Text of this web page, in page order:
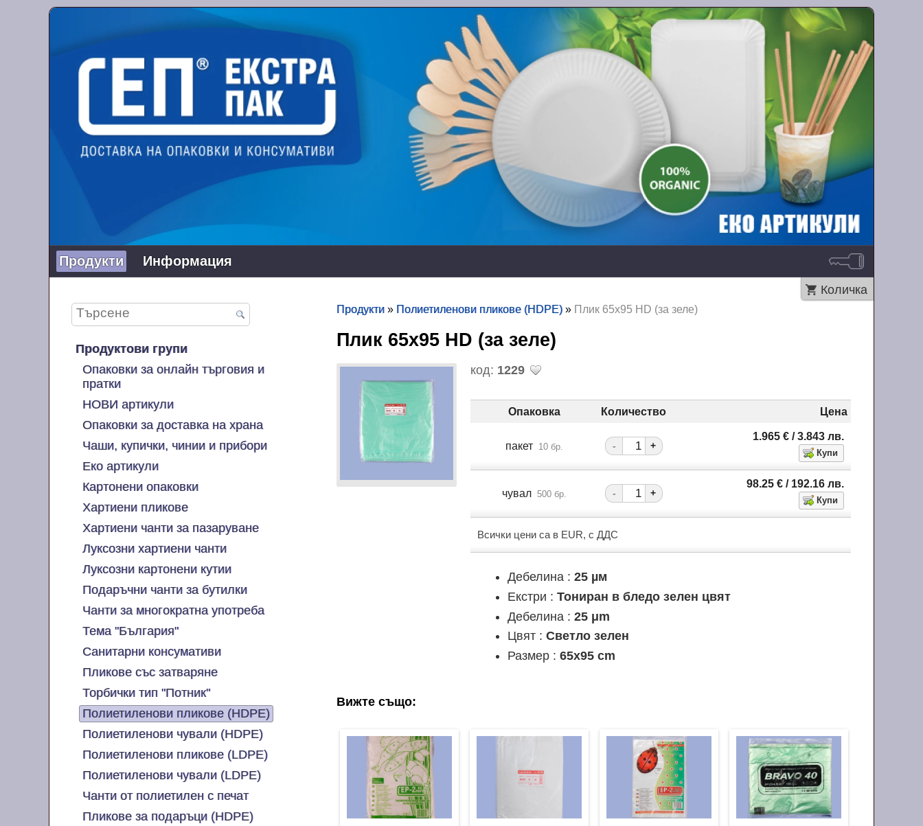
Продукти Информация
Количка
Продуктови групи
Опаковки за онлайн търговия и
пратки
НОВИ артикули
Опаковки за доставка на храна
Чаши, купички, чинии и прибори
Еко артикули
Картонени опаковки
Хартиени пликове
Хартиени чанти за пазаруване
Луксозни хартиени чанти
Луксозни картонени кутии
Подаръчни чанти за бутилки
Чанти за многократна употреба
Тема "България"
Санитарни консумативи
Пликове със затваряне
Торбички тип "Потник"
Полиетиленови пликове (HDPE)
Полиетиленови чували (HDPE)
Полиетиленови пликове (LDPE)
Полиетиленови чували (LDPE)
Чанти от полиетилен с печат
Пликове за подаръци (HDPE)
Продукти » Полиетиленови пликове (HDPE)» Плик 65х95 HD (за зеле)
Плик 65х95 HD (за зеле)
код: 1229
Опаковка Количество Цена
пакет 10 бр. - +
1.965€ / 3.843лв.
чувал 500 бр. - +
98.25€ / 192.16лв.
Всички цени са в EUR, с ДДС
Дебелина :25 µм
Екстри :Тониран в бледо зелен цвят
Дебелина :25 μm
Цвят :Светло зелен
Размер :65x95 cm
Вижте също: